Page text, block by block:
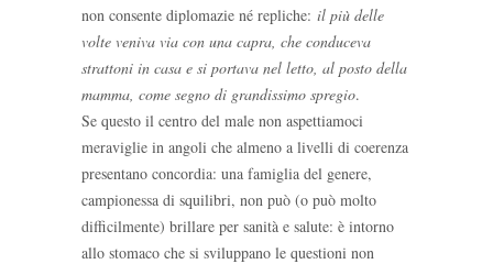
non consente diplomazie né repliche: il più delle
volte veniva via con una capra, che conduceva
strattoni in casa e si portava nel letto, al posto della
mamma, come segno di grandissimo spregio.
Se questo il centro del male non aspettiamoci
meraviglie in angoli che almeno a livelli di coerenza
presentano concordia: una famiglia del genere,
campionessa di squilibri, non può (o può molto
difficilmente) brillare per sanità e salute: è intorno
allo stomaco che si sviluppano le questioni non